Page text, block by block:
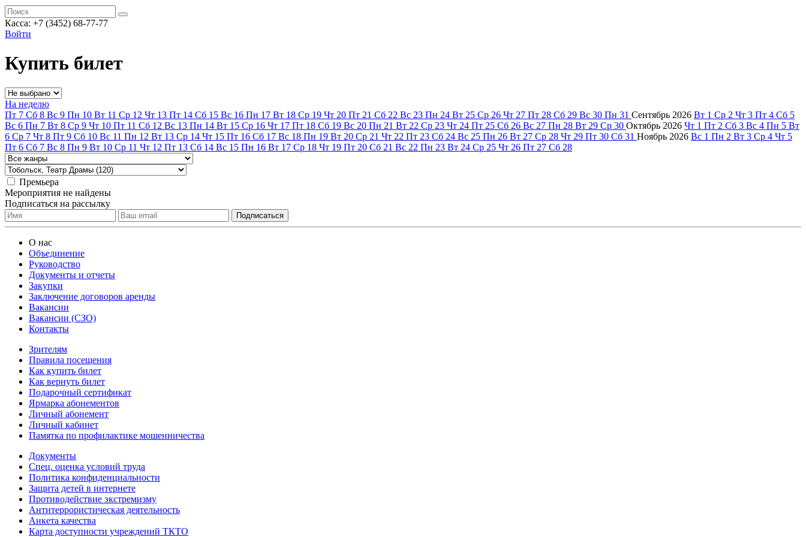
Касса: +7 (3452) 68-77-77
Войти
Купить билет
На неделю
Пт 7 Сб 8 Вс 9 Пн 10 Вт 11 Ср 12 Чт 13 Пт 14 Сб 15 Вс 16 Пн 17 Вт 18 Ср 19 Чт 20 Пт 21 Сб 22 Вс 23 Пн 24 Вт 25 Ср 26 Чт 27 Пт 28 Сб 29 Вс 30 Пн 31 Сентябрь 2026 Вт 1 Ср 2 Чт 3 Пт 4 Сб 5
Вс 6 Пн 7 Вт 8 Ср 9 Чт 10 Пт 11 Сб 12 Вс 13 Пн 14 Вт 15 Ср 16 Чт 17 Пт 18 Сб 19 Вс 20 Пн 21 Вт 22 Ср 23 Чт 24 Пт 25 Сб 26 Вс 27 Пн 28 Вт 29 Ср 30 Октябрь 2026 Чт 1 Пт 2 Сб 3 Вс 4 Пн 5 Вт
6 Ср 7 Чт 8 Пт 9 Сб 10 Вс 11 Пн 12 Вт 13 Ср 14 Чт 15 Пт 16 Сб 17 Вс 18 Пн 19 Вт 20 Ср 21 Чт 22 Пт 23 Сб 24 Вс 25 Пн 26 Вт 27 Ср 28 Чт 29 Пт 30 Сб 31 Ноябрь 2026 Вс 1 Пн 2 Вт 3 Ср 4 Чт 5
Пт 6 Сб 7 Вс 8 Пн 9 Вт 10 Ср 11 Чт 12 Пт 13 Сб 14 Вс 15 Пн 16 Вт 17 Ср 18 Чт 19 Пт 20 Сб 21 Вс 22 Пн 23 Вт 24 Ср 25 Чт 26 Пт 27 Сб 28
Премьера
Мероприятия не найдены
Подписаться на рассылку
О нас
Объединение
Руководство
Документы и отчеты
Закупки
Заключение договоров аренды
Вакансии
Вакансии (СЗО)
Контакты
Зрителям
Правила посещения
Как купить билет
Как вернуть билет
Подарочный сертификат
Ярмарка абонементов
Личный абонемент
Личный кабинет
Памятка по профилактике мошенничества
Документы
Спец. оценка условий труда
Политика конфиденциальности
Защита детей в интернете
Противодействие экстремизму
Антитеррористическая деятельность
Анкета качества
Карта доступности учреждений ТКТО